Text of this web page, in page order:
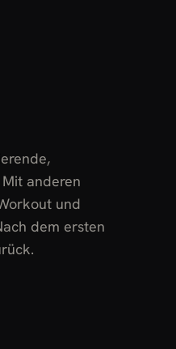
anderen
und
dem ersten